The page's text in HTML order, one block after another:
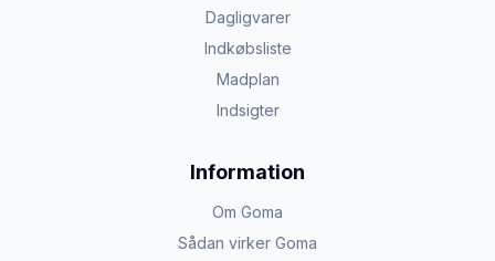
Dagligvarer
Indkøbsliste
Madplan
Indsigter
Information
Om Goma
Sådan virker Goma